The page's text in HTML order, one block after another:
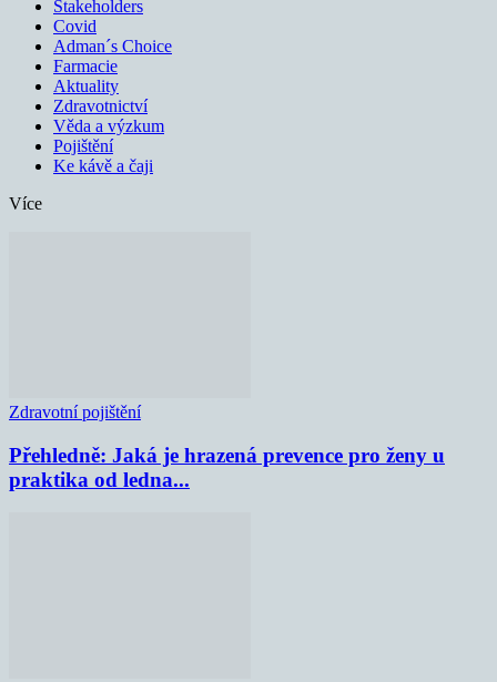
Stakeholders
Covid
Adman´s Choice
Farmacie
Aktuality
Zdravotnictví
Věda a výzkum
Pojištění
Ke kávě a čaji
Více
Zdravotní pojištění
Přehledně: Jaká je hrazená prevence pro ženy u
praktika od ledna...